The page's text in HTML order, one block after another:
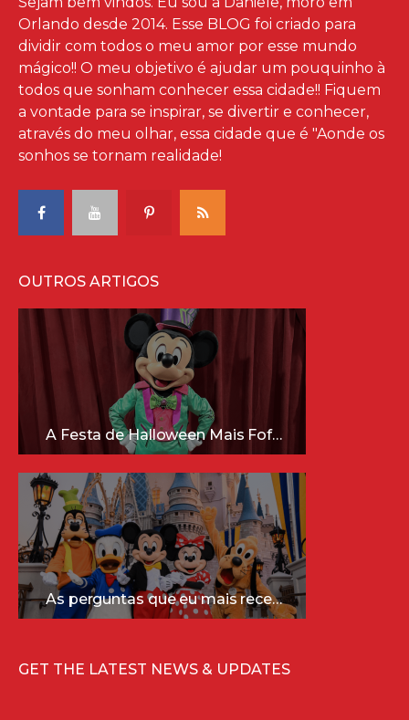
Orlando desde 2014. Esse BLOG foi criado para
dividir com todos o meu amor por esse mundo
mágico!! O meu objetivo é ajudar um pouquinho à
todos que sonham conhecer essa cidade!! Fiquem
a vontade para se inspirar, se divertir e conhecer,
através do meu olhar, essa cidade que é "Aonde os
sonhos se tornam realidade!
OUTROS ARTIGOS
A Festa de Halloween Mais Fofa da Disney Está Chegando!
As perguntas que eu mais recebo sobre a Disney (e as respostas mais sinceras!)
GET THE LATEST NEWS & UPDATES